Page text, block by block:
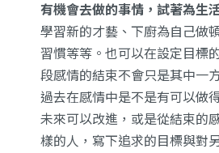
有機會去做的事情，試著為生
學習新的才藝、下廚為自己做
習慣等等。也可以在設定目標
段感情的結束不會只是其中一
過去在感情中是不是有可以做
未來可以改進，或是從結束的
樣的人，寫下追求的目標與對